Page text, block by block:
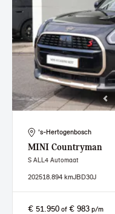
's-Hertogenbosch
MINI Countryman
S ALL4 Automaat
202518.894 kmJBD30J
€ 51.950 of € 983 p/m